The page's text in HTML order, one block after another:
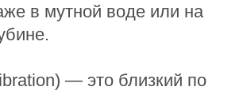
в мутной воде или на
— это близкий по